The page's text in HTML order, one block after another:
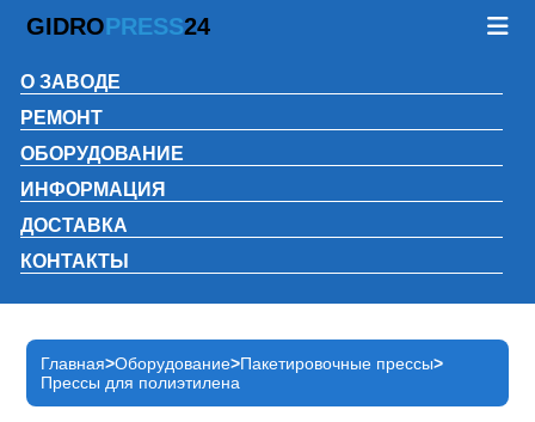
GIDROPRESS24
О ЗАВОДЕ
РЕМОНТ
ОБОРУДОВАНИЕ
ИНФОРМАЦИЯ
ДОСТАВКА
КОНТАКТЫ
Главная Оборудование Пакетировочные прессы
Прессы для полиэтилена